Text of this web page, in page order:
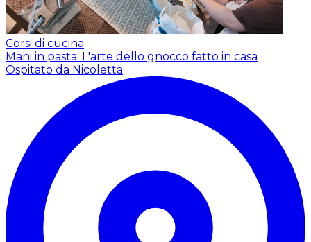
Corsi di cucina
Mani in pasta: L'arte dello gnocco fatto in casa
Ospitato da Nicoletta